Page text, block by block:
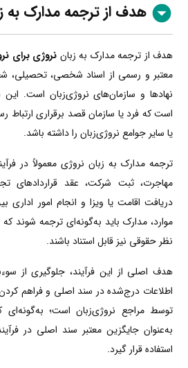
هدف از ترجمه مدارک به
هدف از ترجمه مدارک به زبان نروژی برای
معتبر و رسمی از اسناد شخصی، تحصیلی،
نهادها و سازمان‌های نروژی‌زبان است. این
است که فرد یا سازمان قصد برقراری ارتباط
یا سایر جوامع نروژی‌زبان را داشته باشد.
ترجمه مدارک به زبان نروژی معمولاً در
مهاجرت، ثبت شرکت، عقد قراردادهای
دریافت اقامت یا ویزا و انجام امور اداری
موارد، مدارک باید به‌گونه‌ای ترجمه شوند که
نظر حقوقی نیز قابل استناد باشند.
هدف اصلی از این فرآیند، جلوگیری از
اطلاعات درج‌شده در سند اصلی و فراهم
توسط مراجع نروژی‌زبان است؛ به‌گونه‌ای
به‌عنوان جایگزین معتبر سند اصلی در
استفاده قرار گیرد.